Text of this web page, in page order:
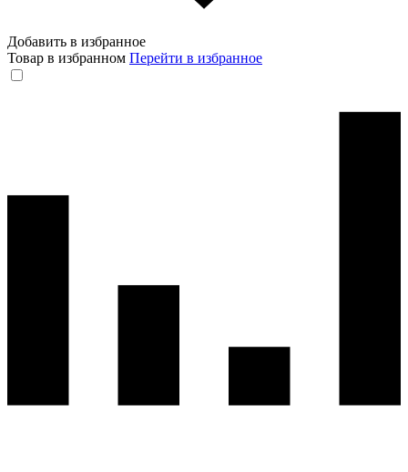
Добавить в избранное
Товар в избранном Перейти в избранное